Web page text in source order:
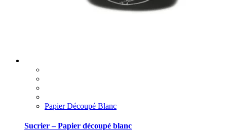
Papier Découpé Blanc
Sucrier – Papier découpé blanc